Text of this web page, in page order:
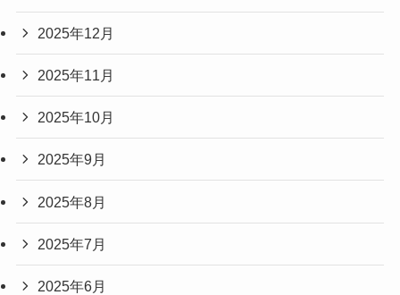
2025年12月
2025年11月
2025年10月
2025年9月
2025年8月
2025年7月
2025年6月